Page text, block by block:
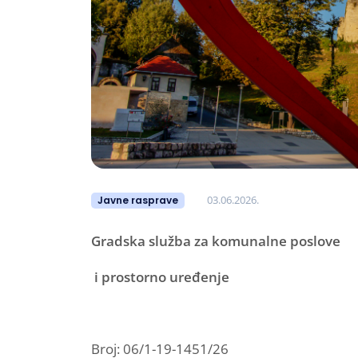
Javne rasprave 03.06.2026.
Gradska služba za komunalne poslove
i prostorno uređenje
Broj: 06/1-19-1451/26